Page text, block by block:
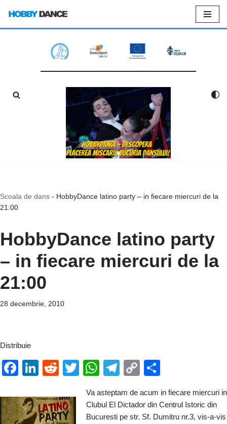
Sari
Scoala de dans - HobbyDance latino party – in fiecare miercuri de la
21:00
HobbyDance latino party
– in fiecare miercuri de la
21:00
28 decembrie, 2010
Distribuie
F
c
e
Li
k
e
R
d
di
T
tt
er
W
at
s
T
e
gr
C
p
y
ta
je
Va asteptam de acum in fiecare miercuri in
Clubul El Dictador din Centrul Istoric din
Bucuresti pe str. Sf. Dumitru nr.3, vis-a-vis